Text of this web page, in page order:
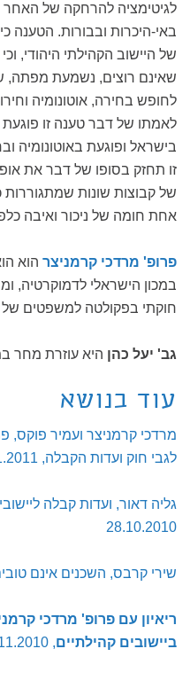
לגיטימציה להרחקה של
באי-היכרות ובבורות. הטענה
של היישוב הקהילתי היהודי,
שאינם רוצים, נשמעת מפתה,
לחופש בחירה, אוטונומיה
לאמתו של דבר טענה זו
בישראל ופוגעת באוטונומיה
זו תחזק בסופו של דבר את
של קבוצות שונות
אחת חומה של ניכור ואיבה
פרופ' מרדכי קרמניצר הוא
במכון הישראלי לדמוקרטיה,
חוקתי בפקולטה למשפטים של
גב' יעל כהן היא עוזרת מחר
עוד בנושא
מרדכי קרמניצר ועמיר פוקס,
לגבי חוק ועדות הקבלה, 27.1.2011
גליה דאור, ועדות קבלה
28.10.2010
שירי קרבס, השכנים אינם טובים בעיני,
ריאיון עם פרופ' מרדכי
ביישובים קהילתיים, 28.11.2010